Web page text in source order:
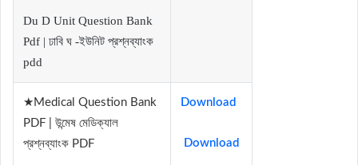
Du D Unit Question Bank
Pdf | ঢাবি ঘ -ইউনিট প্রশ্নব্যাংক
pdd
★Medical Question Bank
PDF | উন্মেষ মেডিক্যাল
প্রশ্নব্যাংক PDF
Download
Download